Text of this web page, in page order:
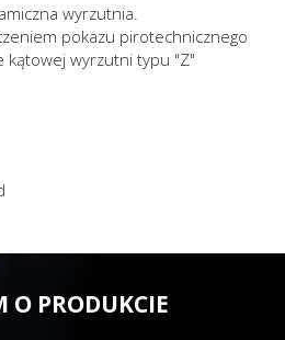
wyrzutnia.
pokazu pirotechnicznego
kątowej wyrzutni typu "Z"
O PRODUKCIE